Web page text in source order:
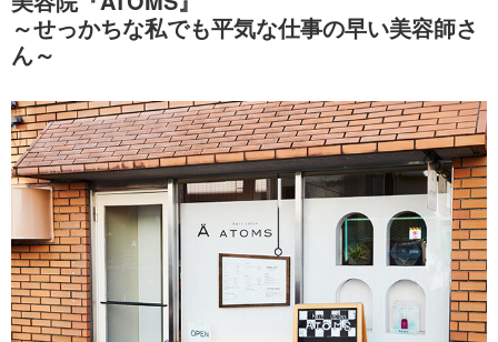
～せっかちな私でも平気な仕事の早い美容師さ
ん～